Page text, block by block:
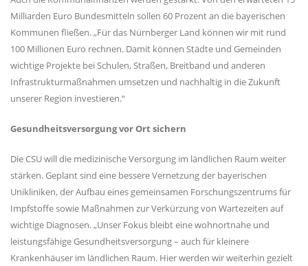
Milliarden Euro Bundesmitteln sollen 60 Prozent an die bayerischen
Kommunen fließen. „Für das Nürnberger Land können wir mit rund
100 Millionen Euro rechnen. Damit können Städte und Gemeinden
wichtige Projekte bei Schulen, Straßen, Breitband und anderen
Infrastrukturmaßnahmen umsetzen und nachhaltig in die Zukunft
unserer Region investieren.“
Gesundheitsversorgung vor Ort sichern
Die CSU will die medizinische Versorgung im ländlichen Raum weiter
stärken. Geplant sind eine bessere Vernetzung der bayerischen
Unikliniken, der Aufbau eines gemeinsamen Forschungszentrums für
Impfstoffe sowie Maßnahmen zur Verkürzung von Wartezeiten auf
wichtige Diagnosen. „Unser Fokus bleibt eine wohnortnahe und
leistungsfähige Gesundheitsversorgung – auch für kleinere
Krankenhäuser im ländlichen Raum. Hier werden wir weiterhin gezielt